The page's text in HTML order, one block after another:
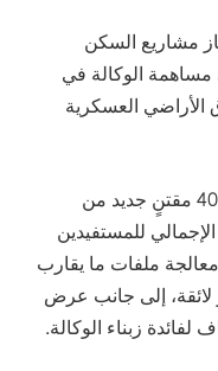
مشاريع السكن
مساهمة الوكالة في
الأراضي العسكرية
وخلال سنة 2025، استفاد أكثر من 4000 مقتنٍ جديد من
للمستفيدين
تمت معالجة ملفات ما يقارب
إلى جانب عرض